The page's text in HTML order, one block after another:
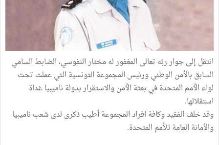
انتقل إلى جوار ربّه تعالى المغفور له مختار النفوسي، الضابط السامي
السابق بالأمن الوطني ورئيس المجموعة التونسية التي عملت تحت
لواء الٲمم المتحدة في بعثة الٲمن والاستقرار بدولة ناميبيا غداة
استقلالها.
وقد خلف الفقيد وكافة افراد المجموعة ٲطيب ذكرى لدى شعب ناميبيا
والأمانة العامة للأمم المتحدة.